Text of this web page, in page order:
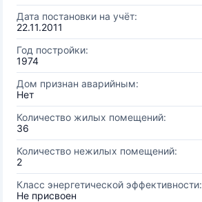
Дата постановки на учёт:
22.11.2011
Год постройки:
1974
Дом признан аварийным:
Нет
Количество жилых помещений:
36
Количество нежилых помещений:
2
Класс энергетической эффективности:
Не присвоен